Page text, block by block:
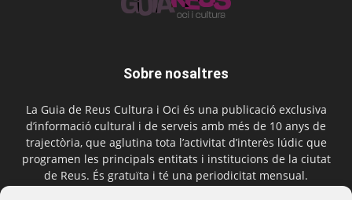
Sobre nosaltres
La Guia de Reus Cultura i Oci és una publicació exclusiva
d’informació cultural i de serveis amb més de 10 anys de
trajectòria, que aglutina tota l’activitat d’interès lúdic que
programen les principals entitats i institucions de la ciutat
de Reus. És gratuïta i té una periodicitat mensual.